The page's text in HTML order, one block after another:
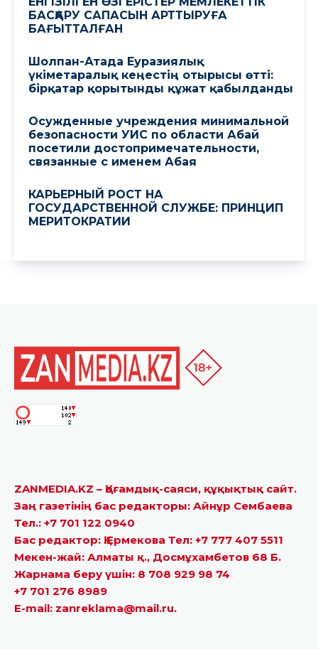
ZANMEDIA.KZ – Қоғамдық-саяси, құқықтық сайт.
Заң газетінің бас редакторы: Айнұр Сембаева
Тел.: +7 701 122 0940
Бас редактор: Қ.Ермекова Тел: +7 777 407 5511
Мекен-жай: Алматы қ., Досмұхамбетов 68 Б.
Жарнама беру үшін: 8 708 929 98 74
+7 701 276 8989
E-mail: zanreklama@mail.ru.